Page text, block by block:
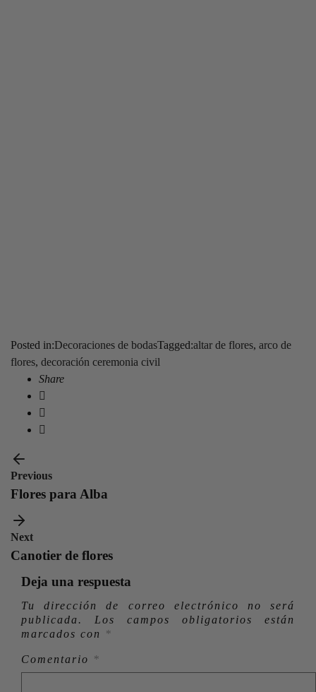
Posted in:Decoraciones de bodasTagged:altar de flores, arco de
flores, decoración ceremonia civil
Share
Previous
Flores para Alba
Next
Canotier de flores
Deja una respuesta
Tu dirección de correo electrónico no será
publicada.
Los campos obligatorios están
marcados con
*
Comentario *